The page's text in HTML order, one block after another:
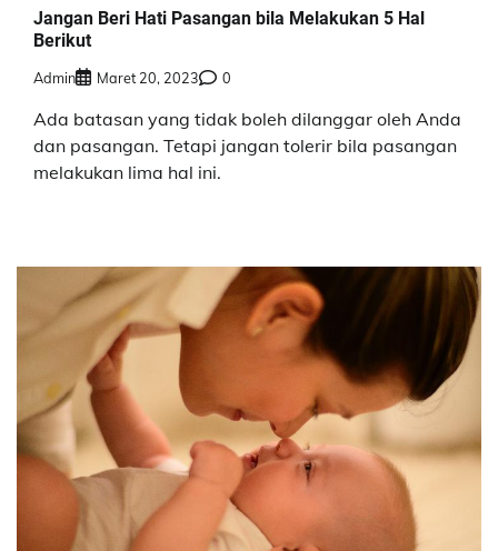
Jangan Beri Hati Pasangan bila Melakukan 5 Hal
Berikut
Admin Maret 20, 2023 0
Ada batasan yang tidak boleh dilanggar oleh Anda
dan pasangan. Tetapi jangan tolerir bila pasangan
melakukan lima hal ini.